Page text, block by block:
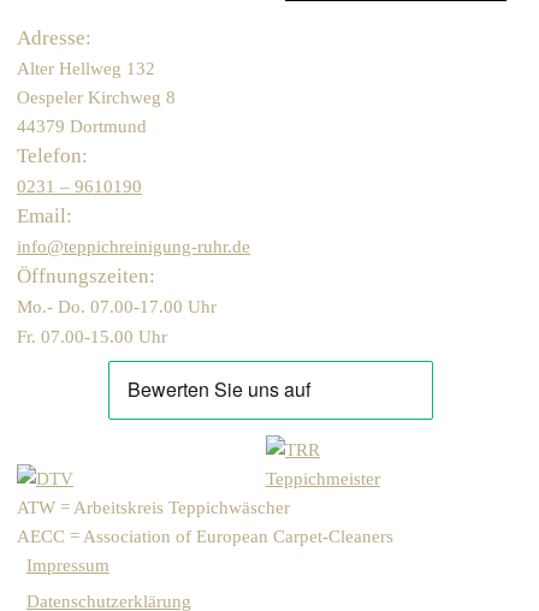
Adresse:
Alter Hellweg 132
Oespeler Kirchweg 8
44379 Dortmund
Telefon:
0231 – 9610190
Email:
info@teppichreinigung-ruhr.de
Öffnungszeiten:
Mo.- Do. 07.00-17.00 Uhr
Fr. 07.00-15.00 Uhr
ATW = Arbeitskreis Teppichwäscher
AECC = Association of European Carpet-Cleaners
Impressum
Datenschutzerklärung